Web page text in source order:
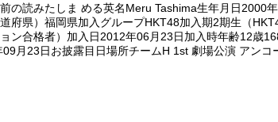
の読みたしま める英名Meru Tashima生年月日2000
府県）福岡県加入グループHKT48加入期2期生（
ン合格者）加入日2012年06月23日加入時年齢12歳
月23日お披露目日場所チームH 1st 劇場公演 アンコ